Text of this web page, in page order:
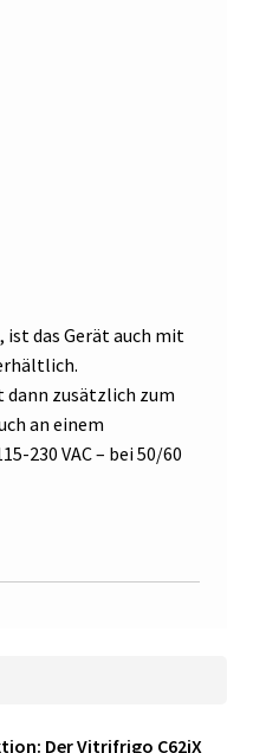
das Gerät auch mit
dann zusätzlich zum
an einem
230 VAC – bei 50/60
Der Vitrifrigo C62iX